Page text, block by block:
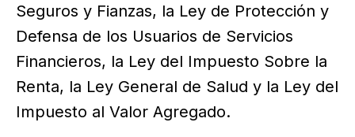
Seguros y Fianzas, la Ley de Protección y
Defensa de los Usuarios de Servicios
Financieros, la Ley del Impuesto Sobre la
Renta, la Ley General de Salud y la Ley del
Impuesto al Valor Agregado.